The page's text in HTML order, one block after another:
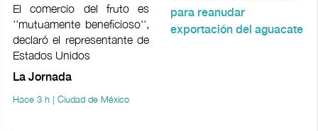
El comercio del fruto es
''mutuamente beneficioso'',
declaró el representante de
Estados Unidos
La Jornada
Hace 3 h | Ciudad de México